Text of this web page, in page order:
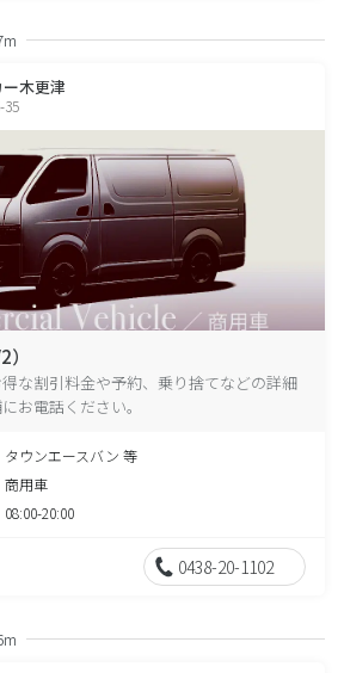
木更津
35
な割引料金や予約、乗り捨てなどの詳細
お電話ください。
タウンエースバン 等
商用車
08:00-20:00
0438-20-1102